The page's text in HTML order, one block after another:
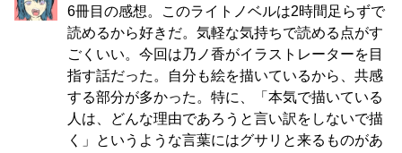
6冊目の感想。このライトノベルは2時間足らずで
読めるから好きだ。気軽な気持ちで読める点がす
ごくいい。今回は乃ノ香がイラストレーターを目
指す話だった。自分も絵を描いているから、共感
する部分が多かった。特に、「本気で描いている
人は、どんな理由であろうと言い訳をしないで描
く」というような言葉にはグサリと来るものがあ